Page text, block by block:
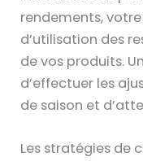
rendements,
d’utilisation des
de vos produits.
d’effectuer les
de saison et
Les stratégies de